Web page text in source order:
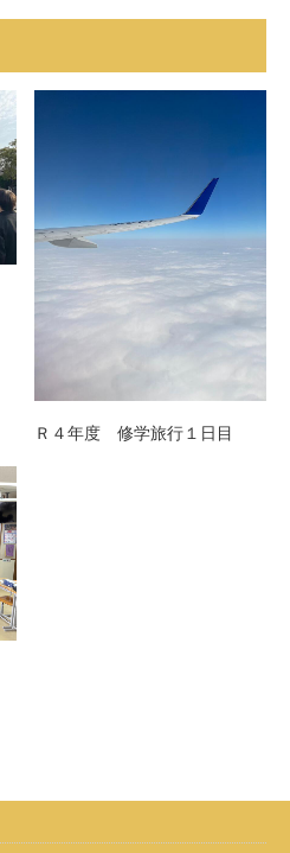
Ｒ４年度 修学旅行１日目